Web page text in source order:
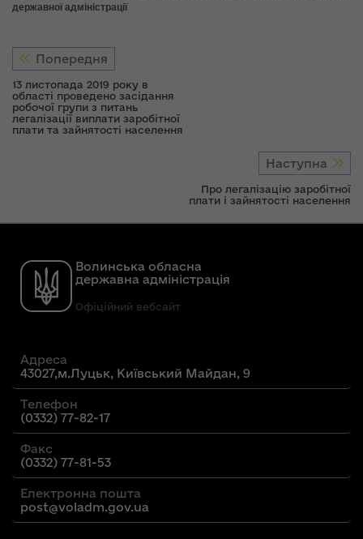
державної адміністрації
Попередня
13 листопада 2019 року в
області проведено засідання
робочої групи з питань
легалізації виплати заробітної
плати та зайнятості населення
Наступна
Про легалізацію заробітної
плати і зайнятості населення
Волинська обласна
державна адміністрація
Офіційний вебсайт
Адреса
43027,м.Луцьк, Київський Майдан, 9
Телефон
(0332) 77-82-17
Факс
(0332) 77-81-53
Електронна пошта
post@voladm.gov.ua